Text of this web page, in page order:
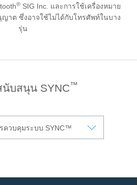
รักษาและ
หลือฉุกเฉินบนท้องถนน
package
Protect (ขยาย
งจากฟอร์ด
® SIG Inc. และการใช้เครื่องหมาย
าต ซึ่งอาจใช้ไม่ได้กับโทรศัพท์ในบาง
รุ่น
บสนุน SYNC™
ควบคุมระบบ SYNC™